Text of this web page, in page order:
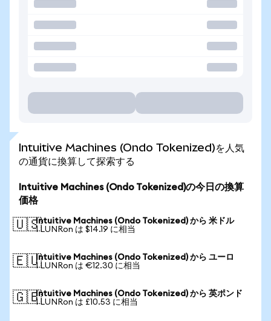
Intuitive Machines (Ondo Tokenized)を人気
の通貨に換算して探索する
Intuitive Machines (Ondo Tokenized)の今日の換算
価格
🇺🇸Intuitive Machines (Ondo Tokenized) から 米ドル
1 LUNRon は $14.19 に相当
🇪🇺Intuitive Machines (Ondo Tokenized) から ユーロ
1 LUNRon は €12.30 に相当
🇬🇧Intuitive Machines (Ondo Tokenized) から 英ポンド
1 LUNRon は £10.53 に相当